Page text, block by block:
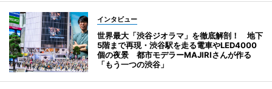
インタビュー
世界最大「渋谷ジオラマ」を徹底解剖！ 地下
5階まで再現・渋谷駅を走る電車やLED4000
個の夜景 都市モデラーMAJIRIさんが作る
「もう一つの渋谷」